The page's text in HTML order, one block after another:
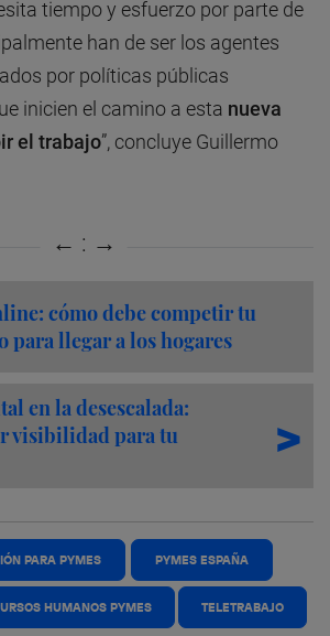
tiempo y esfuerzo por parte de
han de ser los agentes
por políticas públicas
inicien el camino a esta nueva
el trabajo”, concluye Guillermo
cómo debe competir tu
para llegar a los hogares
en la desescalada:
visibilidad para tu
PARA PYMES PYMES ESPAÑA
HUMANOS PYMES TELETRABAJO